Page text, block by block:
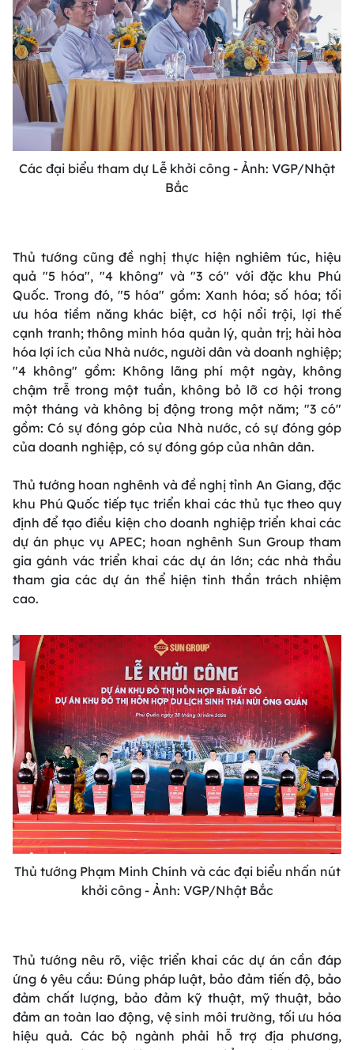
Các đại biểu tham dự Lễ khởi công - Ảnh: VGP/Nhật
Bắc
Thủ tướng cũng đề nghị thực hiện nghiêm túc, hiệu
quả "5 hóa", "4 không" và "3 có" với đặc khu Phú
Quốc. Trong đó, "5 hóa" gồm: Xanh hóa; số hóa; tối
ưu hóa tiềm năng khác biệt, cơ hội nổi trội, lợi thế
cạnh tranh; thông minh hóa quản lý, quản trị; hài hòa
hóa lợi ích của Nhà nước, người dân và doanh nghiệp;
"4 không" gồm: Không lãng phí một ngày, không
chậm trễ trong một tuần, không bỏ lỡ cơ hội trong
một tháng và không bị động trong một năm; "3 có"
gồm: Có sự đóng góp của Nhà nước, có sự đóng góp
của doanh nghiệp, có sự đóng góp của nhân dân.
Thủ tướng hoan nghênh và đề nghị tỉnh An Giang, đặc
khu Phú Quốc tiếp tục triển khai các thủ tục theo quy
định để tạo điều kiện cho doanh nghiệp triển khai các
dự án phục vụ APEC; hoan nghênh Sun Group tham
gia gánh vác triển khai các dự án lớn; các nhà thầu
tham gia các dự án thể hiện tinh thần trách nhiệm
cao.
Thủ tướng Phạm Minh Chính và các đại biểu nhấn nút
khởi công - Ảnh: VGP/Nhật Bắc
Thủ tướng nêu rõ, việc triển khai các dự án cần đáp
ứng 6 yêu cầu: Đúng pháp luật, bảo đảm tiến độ, bảo
đảm chất lượng, bảo đảm kỹ thuật, mỹ thuật, bảo
đảm an toàn lao động, vệ sinh môi trường, tối ưu hóa
hiệu quả. Các bộ ngành phải hỗ trợ địa phương,